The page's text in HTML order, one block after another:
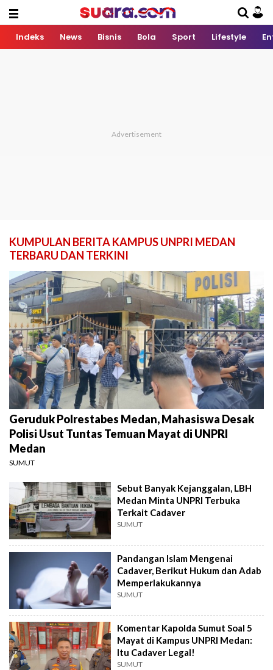
Indeks News Bisnis Bola Sport Lifestyle
KUMPULAN BERITA KAMPUS UNPRI MEDAN
TERBARU DAN TERKINI
Geruduk Polrestabes Medan, Mahasiswa Desak
Polisi Usut Tuntas Temuan Mayat di UNPRI
Medan
SUMUT
Sebut Banyak Kejanggalan, LBH
Medan Minta UNPRI Terbuka
Terkait Cadaver
SUMUT
Pandangan Islam Mengenai
Cadaver, Berikut Hukum dan Adab
Memperlakukannya
SUMUT
Komentar Kapolda Sumut Soal 5
Mayat di Kampus UNPRI Medan:
Itu Cadaver Legal!
SUMUT